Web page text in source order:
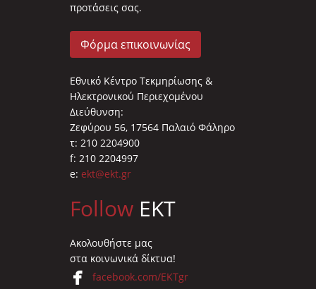
προτάσεις σας.
Φόρμα επικοινωνίας
Εθνικό Κέντρο Τεκμηρίωσης &
Ηλεκτρονικού Περιεχομένου
Διεύθυνση:
Ζεφύρου 56, 17564 Παλαιό Φάληρο
τ: 210 2204900
f: 210 2204997
e: ekt@ekt.gr
Follow EKT
Ακολουθήστε μας
στα κοινωνικά δίκτυα!
facebook.com/EKTgr